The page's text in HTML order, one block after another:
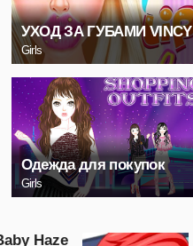
УХОД ЗА ГУБАМИ VINCY
Girls
Одежда для покупок
Girls
Hazel